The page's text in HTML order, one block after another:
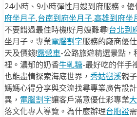
24小時、9小時彈性月嫂到府服務。
府坐月子,台南到府坐月子,高雄到府坐
不要錯過最佳時機!好月嫂難尋!台北到
坐月子。專業電腦割字服務的廠商優
天及價錢!露營車-公路旅遊精選景點，
裡。濃郁的奶香牛軋糖-最好吃的伴手
也能盡情探索海底世界， 秀姑巒溪親
媽媽心得分享與交流找尋專業廣告設
異， 電腦割字讓客戶滿意優仕彩專業
落文化專人導覽。為什麼辦理台胞證